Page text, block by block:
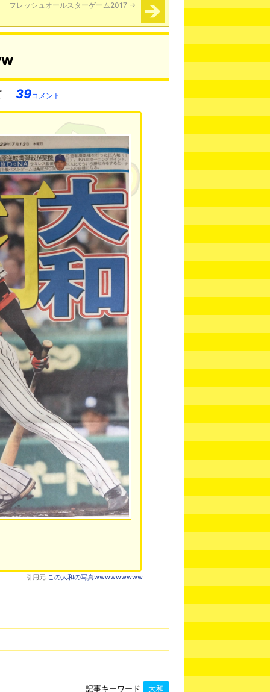
フレッシュオールスターゲーム2017 →
39コメント
引用元 この大和の写真wwwwwwwww
記事キーワード 大和